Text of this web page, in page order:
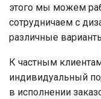
этого мы можем
сотрудничаем с
различные
К частным
индивидуальный
в исполнении